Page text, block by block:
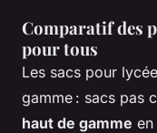
Comparatif des
pour tous
Les sacs pour
gamme : sacs pas
haut de gamme